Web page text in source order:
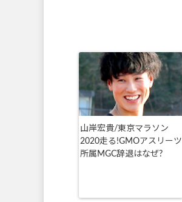
山岸宏貴/東京マラソン
2020走る!GMOアスリーツ
所属MGC辞退はなぜ?